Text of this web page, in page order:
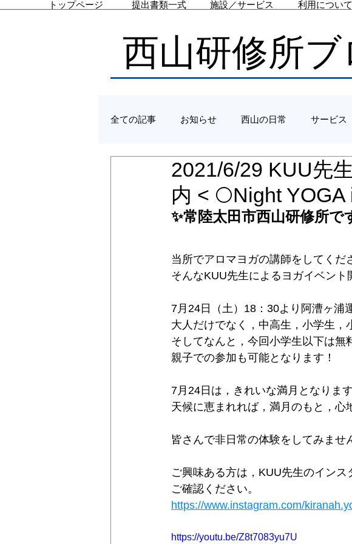
トップページ 提出書類一式 施設／サービス 利用について
西山研修所ブ
全ての記事 お知らせ 西山の日常 サービス
2021/6/29 KUU先
内 < 🌕Night
✨常陸太田市西山研修所で
当所でアロマヨガの講師をしてくだ
そんなKUU先生によるヨガイベント
7月24日（土）18：30より阿漕ヶ浦
大人だけでなく，中高生，小学生
そしてなんと，今回小学生以下は無
親子での参加も可能となります！
7月24日は，きれいな満月となりま
天候に恵まれれば，満月のもと，
皆さんで非日常の体験をしてみませ
ご興味ある方は，KUU先生のイン
ご確認ください。
https://www.instagram.com/
https://youtu.be/Z8t7083yu7U